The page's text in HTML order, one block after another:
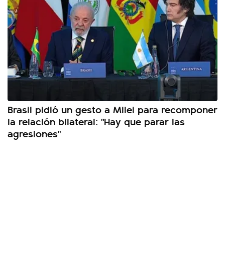
Brasil pidió un gesto a Milei para recomponer
la relación bilateral: "Hay que parar las
agresiones"